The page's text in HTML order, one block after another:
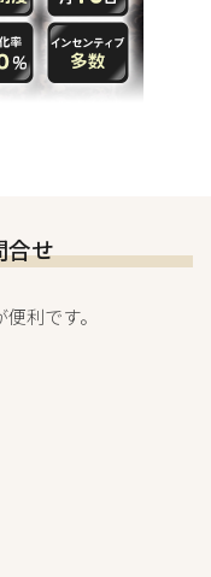
合せ
便利です。